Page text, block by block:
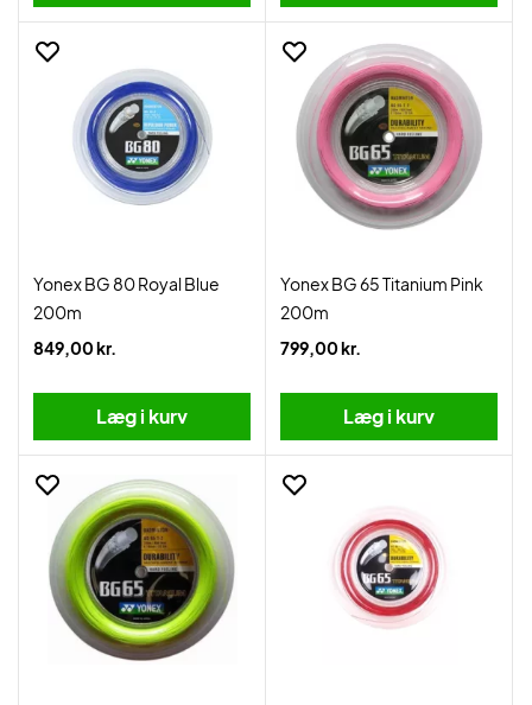
Yonex BG 80 Royal Blue
200m
849,00 kr.
Læg i kurv
Yonex BG 65 Titanium Pink
200m
799,00 kr.
Læg i kurv